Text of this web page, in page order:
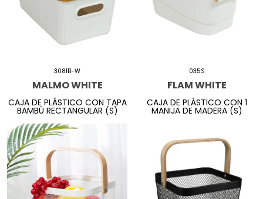
3081B-W
MALMO WHITE
CAJA DE PLÁSTICO CON TAPA
BAMBÚ RECTANGULAR (S)
035S
FLAM WHITE
CAJA DE PLÁSTICO CON 1
MANIJA DE MADERA (S)